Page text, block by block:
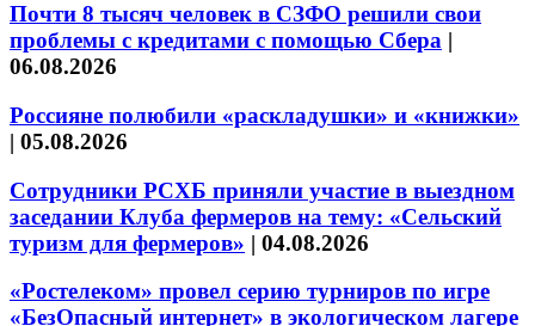
Почти 8 тысяч человек в СЗФО решили свои
проблемы с кредитами с помощью Сбера |
06.08.2026
Россияне полюбили «раскладушки» и «книжки»
| 05.08.2026
Сотрудники РСХБ приняли участие в выездном
заседании Клуба фермеров на тему: «Сельский
туризм для фермеров» | 04.08.2026
«Ростелеком» провел серию турниров по игре
«БезОпасный интернет» в экологическом лагере